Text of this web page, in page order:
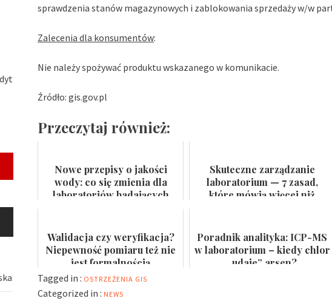
sprawdzenia stanów magazynowych i zablokowania sprzedaży w/w
Zalecenia dla konsumentów:
Nie należy spożywać produktu wskazanego w komunikacie.
Źródło: gis.gov.pl
Przeczytaj również:
Nowe przepisy o jakości
wody: co się zmienia dla
laboratoriów badających
Skuteczne zarządzanie
laboratorium — 7 zasad,
które mówią więcej niż
Walidacja czy weryfikacja?
Niepewność pomiaru też nie
jest formalnością
Poradnik analityka: ICP-MS
w laboratorium – kiedy chlor
„udaje” arsen?
Tagged in : OSTRZEŻENIA GIS
Categorized in : NEWS